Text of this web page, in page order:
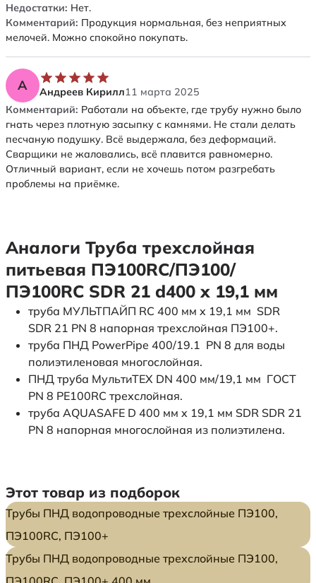
Недостатки: Нет.
Комментарий: Продукция нормальная, без неприятных
мелочей. Можно спокойно покупать.
А Андреев Кирилл11 марта 2025
Комментарий: Работали на объекте, где трубу нужно было
гнать через плотную засыпку с камнями. Не стали делать
песчаную подушку. Всё выдержала, без деформаций.
Сварщики не жаловались, всё плавится равномерно.
Отличный вариант, если не хочешь потом разгребать
проблемы на приёмке.
Аналоги Труба трехслойная
питьевая ПЭ100RC/ПЭ100/
ПЭ100RC SDR 21 d400 х 19,1 мм
труба МУЛЬТПАЙП RC 400 мм x 19,1 мм SDR
SDR 21 PN 8 напорная трехслойная ПЭ100+.
труба ПНД PowerPipe 400/19.1 PN 8 для воды
полиэтиленовая многослойная.
ПНД труба МультиТЕХ DN 400 мм/19,1 мм ГОСТ
PN 8 PE100RC трехслойная.
труба AQUASAFE D 400 мм x 19,1 мм SDR SDR 21
PN 8 напорная многослойная из полиэтилена.
Этот товар из подборок
Трубы ПНД водопроводные трехслойные ПЭ100,
ПЭ100RC, ПЭ100+
Трубы ПНД водопроводные трехслойные ПЭ100,